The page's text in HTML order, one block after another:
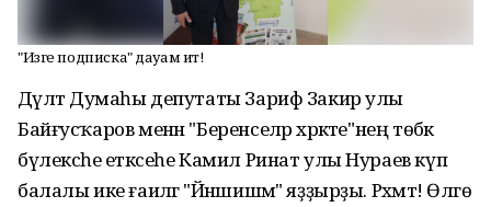
"Изге подписка" дауам итә!
Дәүләт Думаһы депутаты Зариф Закир улы
Байғусҡаров менән "Беренселәр хәрәкәте"нең төбәк
бүлексәһе етәксеһе Камил Ринат улы Нураев күп
балалы ике ғаиләгә "Йәншишмә" яҙҙырҙы. Рәхмәт! Өлгө